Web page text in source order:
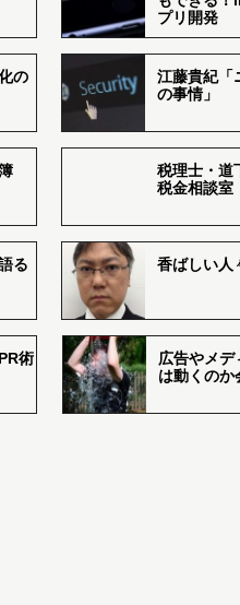
プリ開発
の
江藤貴紀「
の事情」
税理士・道
税金相談室
る
香ばしい
術
広告やメデ
は動くのか